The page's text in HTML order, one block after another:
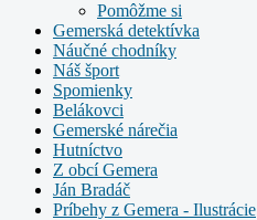
Pomôžme si
Gemerská detektívka
Náučné chodníky
Náš šport
Spomienky
Belákovci
Gemerské nárečia
Hutníctvo
Z obcí Gemera
Ján Bradáč
Príbehy z Gemera - Ilustrácie